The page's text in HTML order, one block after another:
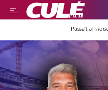
LLEGIR
Passa’t al